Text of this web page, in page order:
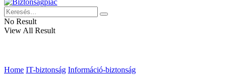
No Result
View All Result
Home IT-biztonság Információ-biztonság